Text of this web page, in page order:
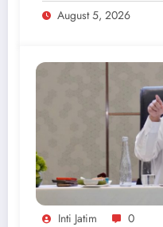
August 5, 2026
Inti Jatim 0